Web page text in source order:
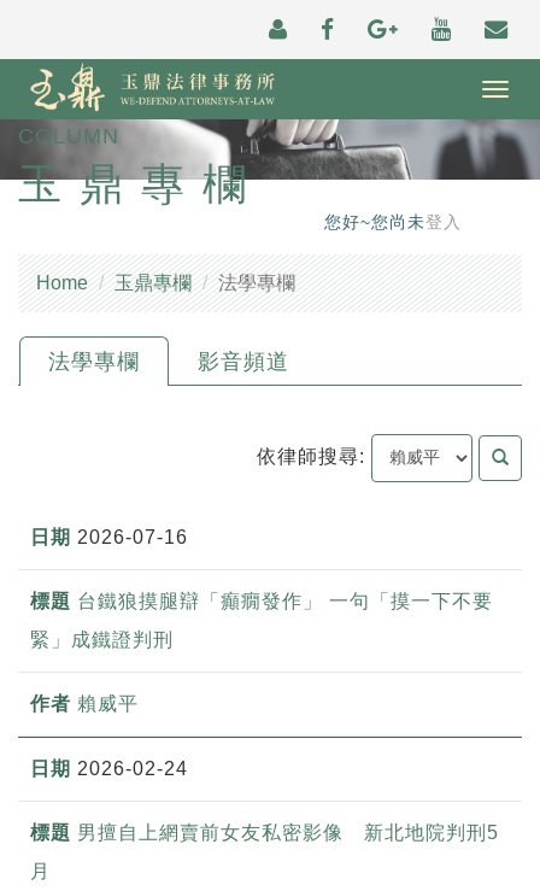
COLUMN
玉鼎專欄
您好~您尚未登入
Home 玉鼎專欄 法學專欄
法學專欄 影音頻道
依律師搜尋:
2026-07-16
台鐵狼摸腿辯「癲癇發作」 一句「摸一下不要
緊」成鐵證判刑
賴威平
2026-02-24
男擅自上網賣前女友私密影像 新北地院判刑5
月